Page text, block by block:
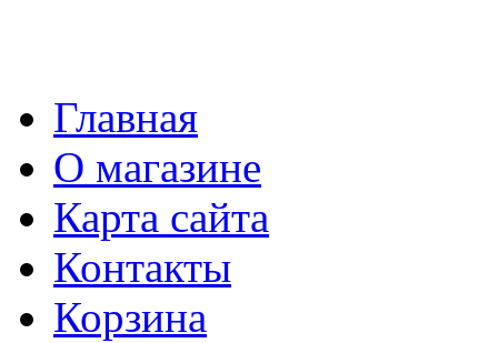
Главная
О магазине
Карта сайта
Контакты
Корзина